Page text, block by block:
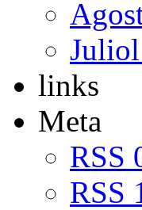
links
Meta
RSS
RSS